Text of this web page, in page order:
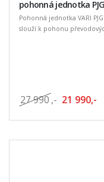
pohonná jednotka
Pohonná jednotka VARI
slouží k pohonu
27 990 ,- 21 990,-